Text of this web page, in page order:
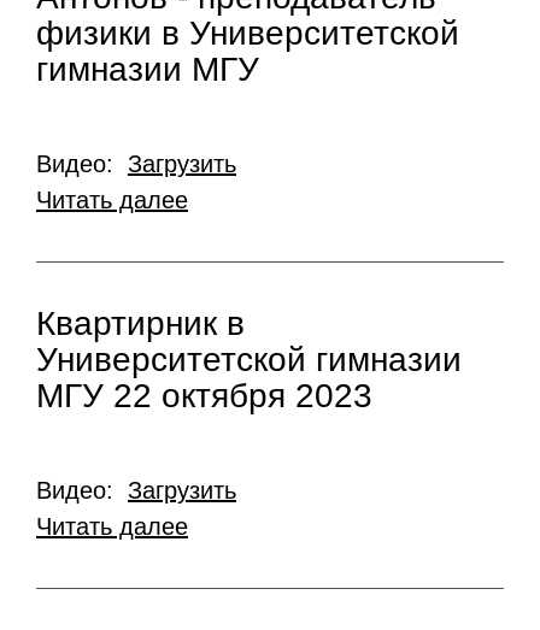
физики в Университетской
гимназии МГУ
Видео: Загрузить
Читать далее
Квартирник в
Университетской гимназии
МГУ 22 октября 2023
Видео: Загрузить
Читать далее